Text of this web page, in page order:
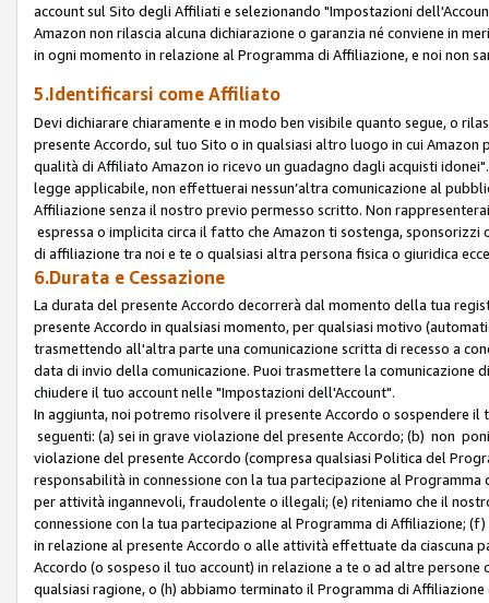
account sul Sito degli Affiliati e selezionando "Impostazioni
Amazon non rilascia alcuna dichiarazione o garanzia né conviene in
in ogni momento in relazione al Programma di Affiliazione, e noi non
5.Identificarsi come Affiliato
Devi dichiarare chiaramente e in modo ben visibile quanto segue, o
presente Accordo, sul tuo Sito o in qualsiasi altro luogo in cui
qualità di Affiliato Amazon io ricevo un guadagno dagli acquisti
legge applicabile, non effettuerai nessun’altra comunicazione al
Affiliazione senza il nostro previo permesso scritto. Non
espressa o implicita circa il fatto che Amazon ti sostenga,
di affiliazione tra noi e te o qualsiasi altra persona fisica o giuridica
6.Durata e Cessazione
La durata del presente Accordo decorrerà dal momento della tua
presente Accordo in qualsiasi momento, per qualsiasi motivo
trasmettendo all'altra parte una comunicazione scritta di recesso a
data di invio della comunicazione. Puoi trasmettere la
chiudere il tuo account nelle "Impostazioni dell'Account".
In aggiunta, noi potremo risolvere il presente Accordo o sospendere
seguenti: (a) sei in grave violazione del presente Accordo; (b) non
violazione del presente Accordo (compresa qualsiasi Politica del
responsabilità in connessione con la tua partecipazione al
per attività ingannevoli, fraudolente o illegali; (e) riteniamo che il
connessione con la tua partecipazione al Programma di Affiliazione;
in relazione al presente Accordo o alle attività effettuate da ciascuna
Accordo (o sospeso il tuo account) in relazione a te o ad altre
qualsiasi ragione, o (h) abbiamo terminato il Programma di